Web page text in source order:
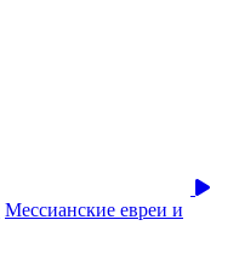
Мессианские евреи и